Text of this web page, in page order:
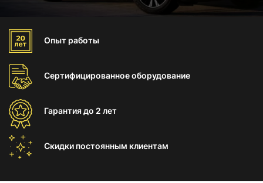
Опыт работы
Сертифицированноеоборудование
Гарантиядо 2 лет
Скидки постоянным клиентам